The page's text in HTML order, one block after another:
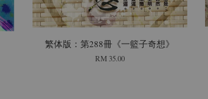
繁体版：第288冊《一籃子奇想》
RM 35.00